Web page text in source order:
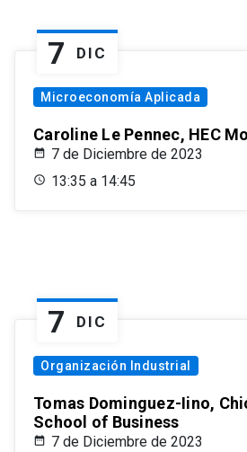
7 DIC
Microeconomía Aplicada
Caroline Le Pennec, HEC
7 de Diciembre de 2023
13:35 a 14:45
7 DIC
Organización Industrial
Tomas Dominguez-Iino,
School of Business
7 de Diciembre de 2023